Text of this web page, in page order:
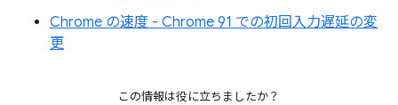
Chrome の速度 - Chrome 91 での初回入力遅延の変
更
この情報は役に立ちましたか？